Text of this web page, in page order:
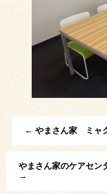
← やまさん家 ミャ
やまさん家のケアセ
→